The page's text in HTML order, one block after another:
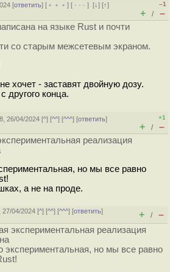
[ответить] [ ﹢﹢﹢] [ · · ·][↓] [↑]
–1
+ / –
на языке Rust и почти
со старым межсетевым экраном.
хочет - заставят двойную дозу.
другого конца.
26/04/2024 [^] [^^] [^^^] [ответить]
+1
+ / –
реализация
но мы все равно
а не на проде.
27/04/2024 [^] [^^] [^^^] [ответить]
+ / –
экспериментальная реализация
но мы все равно